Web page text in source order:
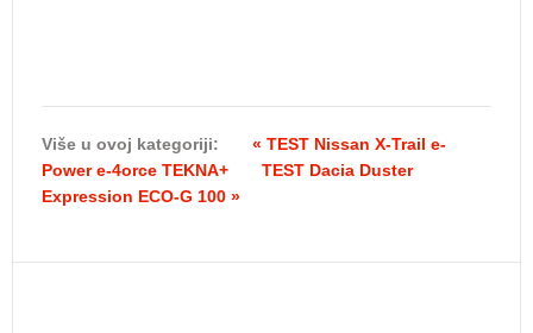
Više u ovoj kategoriji:
« TEST Nissan X-Trail e-
Power e-4orce TEKNA+
TEST Dacia Duster
Expression ECO-G 100 »